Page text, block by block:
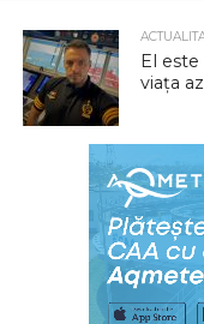
El
viața